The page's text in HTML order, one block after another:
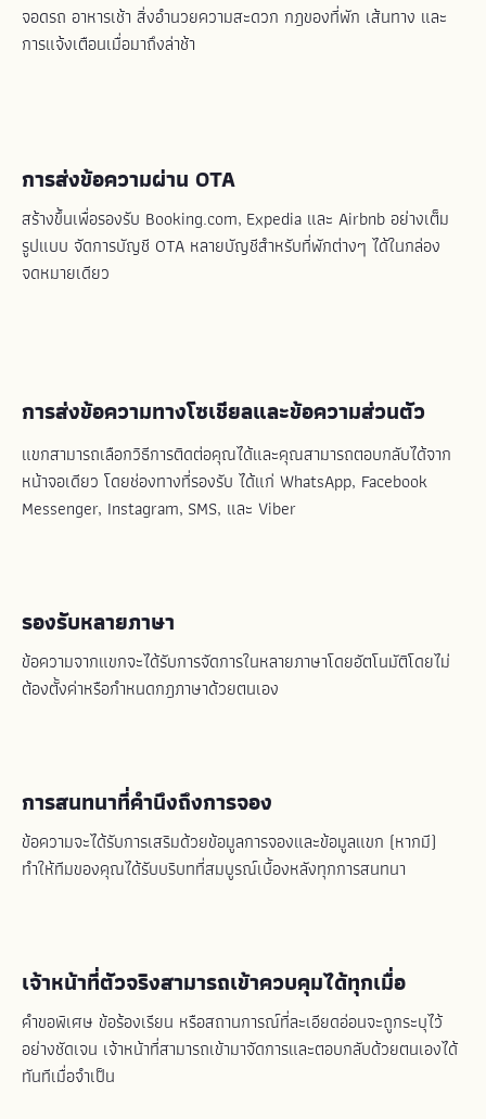
จอดรถ อาหารเช้า สิ่งอำนวยความสะดวก กฎของที่พัก เส้นทาง และ
การแจ้งเตือนเมื่อมาถึงล่าช้า
การส่งข้อความผ่าน OTA
สร้างขึ้นเพื่อรองรับ Booking.com, Expedia และ Airbnb อย่างเต็ม
รูปแบบ จัดการบัญชี OTA หลายบัญชีสำหรับที่พักต่างๆ ได้ในกล่อง
จดหมายเดียว
การส่งข้อความทางโซเชียลและข้อความส่วนตัว
แขกสามารถเลือกวิธีการติดต่อคุณได้และคุณสามารถตอบกลับได้จาก
หน้าจอเดียว โดยช่องทางที่รองรับ ได้แก่ WhatsApp, Facebook
Messenger, Instagram, SMS, และ Viber
รองรับหลายภาษา
ข้อความจากแขกจะได้รับการจัดการในหลายภาษาโดยอัตโนมัติโดยไม่
ต้องตั้งค่าหรือกำหนดกฎภาษาด้วยตนเอง
การสนทนาที่คำนึงถึงการจอง
ข้อความจะได้รับการเสริมด้วยข้อมูลการจองและข้อมูลแขก (หากมี)
ทำให้ทีมของคุณได้รับบริบทที่สมบูรณ์เบื้องหลังทุกการสนทนา
เจ้าหน้าที่ตัวจริงสามารถเข้าควบคุมได้ทุกเมื่อ
คำขอพิเศษ ข้อร้องเรียน หรือสถานการณ์ที่ละเอียดอ่อนจะถูกระบุไว้
อย่างชัดเจน เจ้าหน้าที่สามารถเข้ามาจัดการและตอบกลับด้วยตนเองได้
ทันทีเมื่อจำเป็น